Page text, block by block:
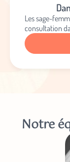
Les sage-
consultation
Notre
-10 %
actualités et les
toutes nos offres
Entrez
votre